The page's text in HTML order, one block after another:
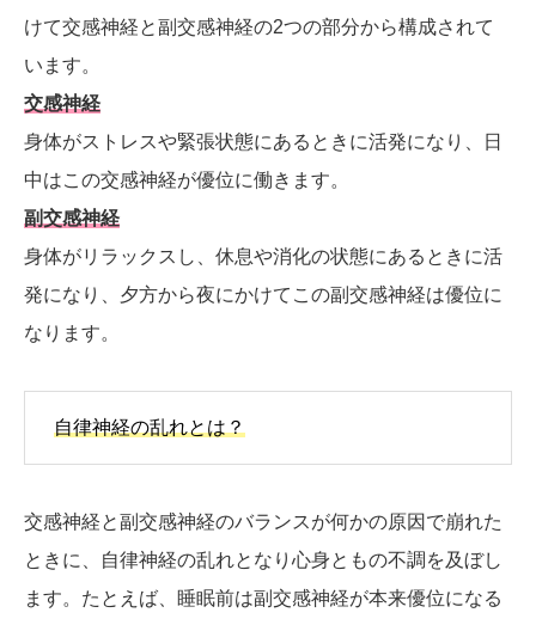
けて交感神経と副交感神経の2つの部分から構成されて
います。
交感神経
身体がストレスや緊張状態にあるときに活発になり、日
中はこの交感神経が優位に働きます。
副交感神経
身体がリラックスし、休息や消化の状態にあるときに活
発になり、夕方から夜にかけてこの副交感神経は優位に
なります。
自律神経の乱れとは？
交感神経と副交感神経のバランスが何かの原因で崩れた
ときに、自律神経の乱れとなり心身ともの不調を及ぼし
ます。たとえば、睡眠前は副交感神経が本来優位になる